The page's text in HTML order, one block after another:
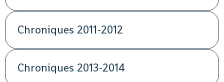
Chroniques 2011-2012
Chroniques 2013-2014